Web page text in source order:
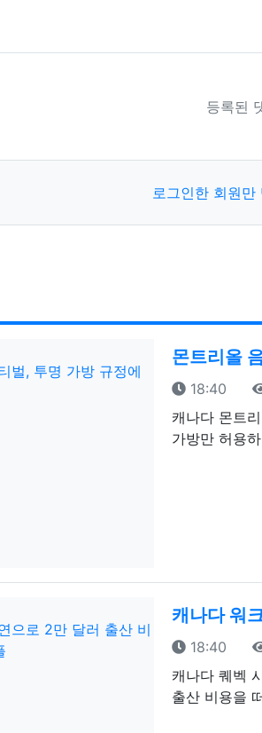
등록된
로그인한 회원만
몬트리올
등록일
18:40
캐나다 몬트
가방만 허용
캐나다 워
등록일
18:40
캐나다 퀘벡
출산 비용을